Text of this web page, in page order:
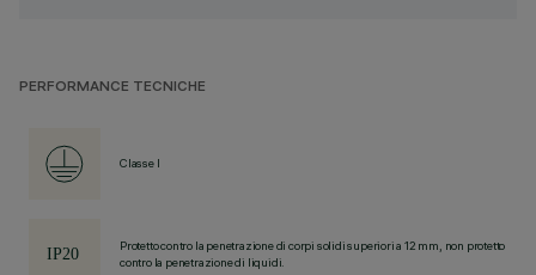
PERFORMANCE TECNICHE
Classe I
Protetto contro la penetrazione di corpi solidi superiori a 12 mm, non protetto
contro la penetrazione di liquidi.